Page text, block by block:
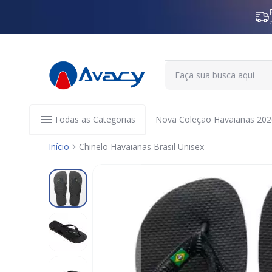
Todas as Categorias Nova Coleção Havaianas
Início
Chinelo Havaianas Brasil Unisex
Pular
para
o
final
da
Galeria